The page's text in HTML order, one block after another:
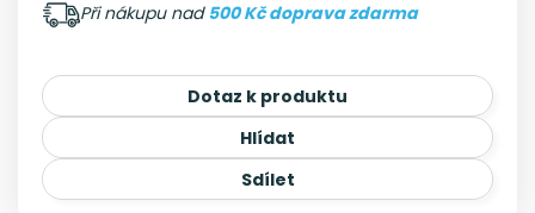
Při nákupu nad 500 Kč doprava zdarma
Dotaz k produktu
Hlídat
Sdílet